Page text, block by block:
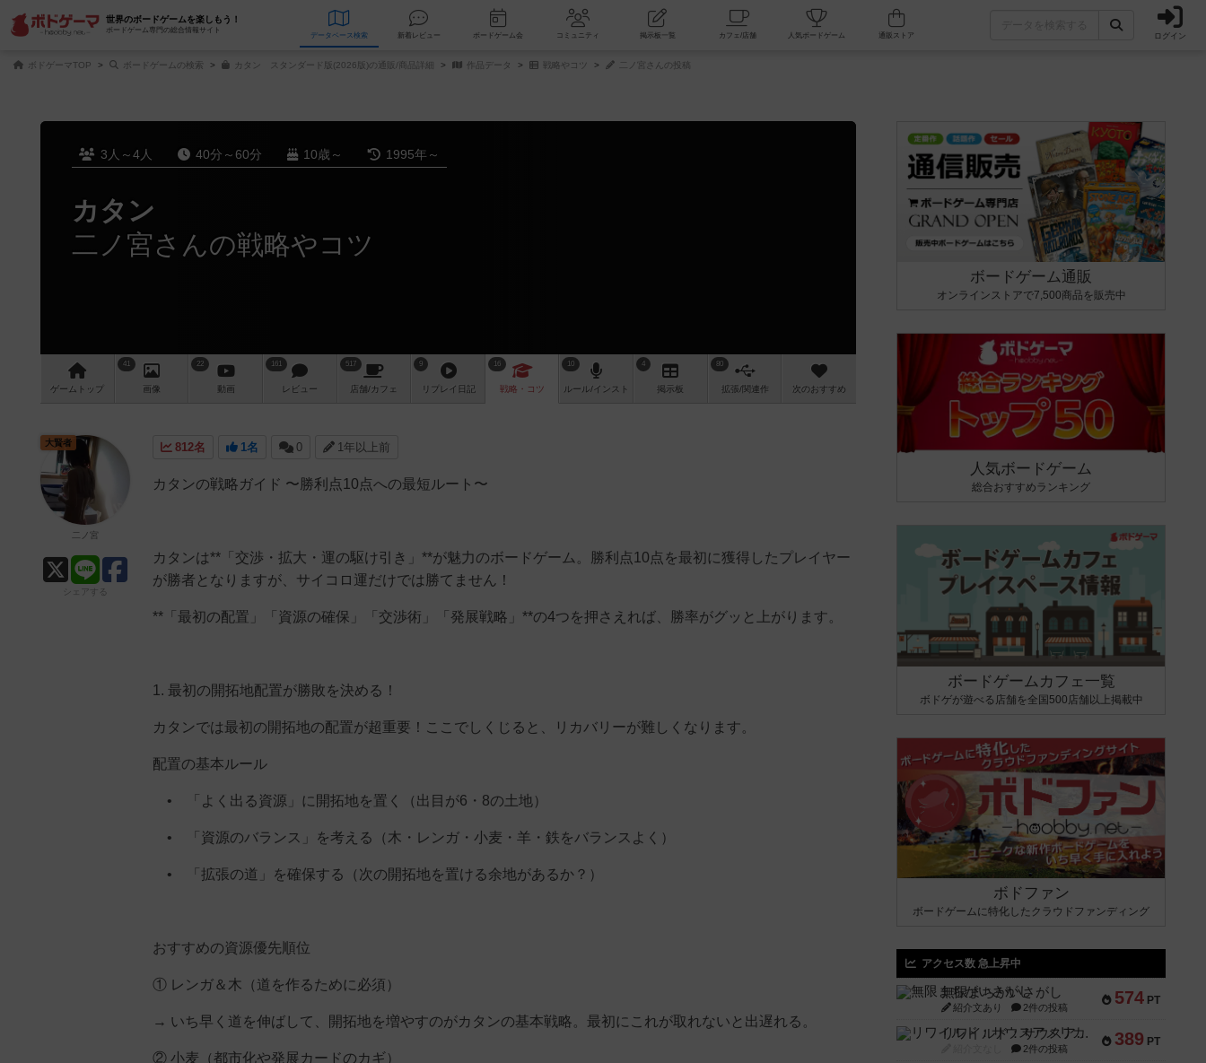
世界のボードゲームを楽しもう！
ボードゲーム専門の総合情報サイト
データベース 検索 新着レビュー ボードゲーム会 コミュニティ 掲示板一覧 カフェ/店舗 人気ボードゲーム ログイン
ボドゲーマTOP ボードゲームの検索 カタン スタンダード版(2026版)の通販/商品詳細 作品データ 戦略やコツ 二ノ宮さんの投稿
3人～4人 40分～60分 10歳～ 1995年～
カタン
二ノ宮さんの戦略やコツ
ゲーム トップ
41
画像
22
動画
161
レビュー
517
店舗/カフェ
9
リプレイ 日記
16
戦略 ・コツ
10
ルール/インスト
4
掲示板
80
拡張/関連作 次のおすすめ
812名 1名 0 1年以上前
カタンの戦略ガイド 〜勝利点10点への最短ルート〜
カタンは**「交渉・拡大・運の駆け引き」**が魅力のボードゲーム。勝利点10点を最初に獲得したプレイヤー
が勝者となりますが、サイコロ運だけでは勝てません！
**「最初の配置」「資源の確保」「交渉術」「発展戦略」**の4つを押さえれば、勝率がグッと上がります。
1. 最初の開拓地配置が勝敗を決める！
カタンでは最初の開拓地の配置が超重要！ここでしくじると、リカバリーが難しくなります。
配置の基本ルール
• 「よく出る資源」に開拓地を置く（出目が6・8の土地）
• 「資源のバランス」を考える（木・レンガ・小麦・羊・鉄をバランスよく）
• 「拡張の道」を確保する（次の開拓地を置ける余地があるか？）
おすすめの資源優先順位
① レンガ＆木（道を作るために必須）
→ いち早く道を伸ばして、開拓地を増やすのがカタンの基本戦略。最初にこれが取れないと出遅れる。
② 小麦（都市化や発展カードのカギ）
大賢者
二ノ宮
シェアする
ボードゲーム通販
オンラインストアで7,500商品を販売中
人気ボードゲーム
総合おすすめランキング
ボードゲームカフェ一覧
ボドゲが遊べる店舗を全国500店舗以上掲載中
ボドファン
ボードゲームに特化したクラウドファンディング
アクセス数 急上昇中
574 PT
無限まちがいさがし
紹介文あり 2件の投稿
389 PT
リワイルド：サウスアメリカ
2件の投稿